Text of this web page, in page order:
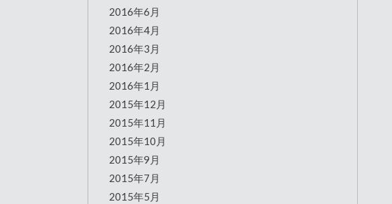
2016年6月
2016年4月
2016年3月
2016年2月
2016年1月
2015年12月
2015年11月
2015年10月
2015年9月
2015年7月
2015年5月